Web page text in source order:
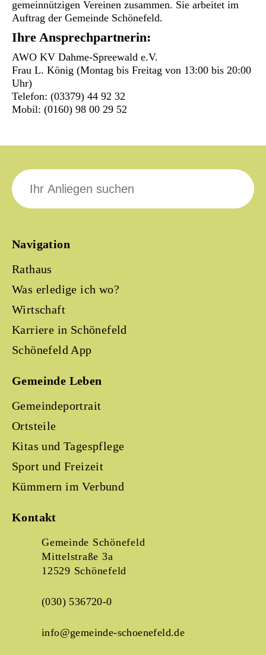
gemeinnützigen Vereinen zusammen. Sie arbeitet im
Auftrag der Gemeinde Schönefeld.
Ihre Ansprechpartnerin:
AWO KV Dahme-Spreewald e.V.
Frau L. König (Montag bis Freitag von 13:00 bis 20:00
Uhr)
Telefon: (03379) 44 92 32
Mobil: (0160) 98 00 29 52
Navigation
Rathaus
Was erledige ich wo?
Wirtschaft
Karriere in Schönefeld
Schönefeld App
Gemeinde Leben
Gemeindeportrait
Ortsteile
Kitas und Tagespflege
Sport und Freizeit
Kümmern im Verbund
Kontakt
Gemeinde Schönefeld
Mittelstraße 3a
12529 Schönefeld
(030) 536720-0
info@gemeinde-schoenefeld.de
Suche
nach: